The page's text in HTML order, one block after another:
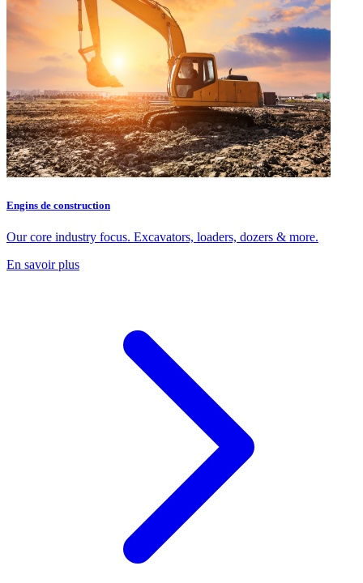
Engins de construction
Our core industry focus. Excavators, loaders, dozers & more.
En savoir plus